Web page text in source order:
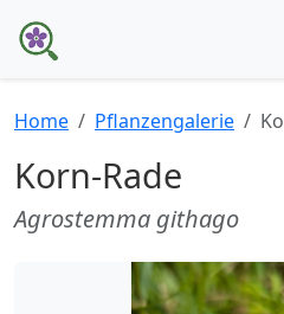
Home Pflanzengalerie
Korn-Rade
Agrostemma githago